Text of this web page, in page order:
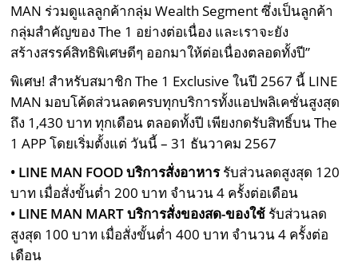
MAN ร่วมดูแลลูกค้ากลุ่ม Wealth Segment ซึ่งเป็นลูกค้า
กลุ่มสำคัญของ The 1 อย่างต่อเนื่อง และเราจะยัง
สร้างสรรค์สิทธิพิเศษดีๆ ออกมาให้ต่อเนื่องตลอดทั้งปี”
พิเศษ! สําหรับสมาชิก The 1 Exclusive ในปี 2567 นี้ LINE
MAN มอบโค้ดส่วนลดครบทุกบริการทั้งแอปพลิเคชั่นสูงสุด
ถึง 1,430 บาท ทุกเดือน ตลอดทั้งปี เพียงกดรับสิทธิ์บน The
1 APP โดยเริ่มตั้งแต่ วันนี้ – 31 ธันวาคม 2567
• LINE MAN FOOD บริการสั่งอาหารรับส่วนลดสูงสุด 120
บาท เมื่อสั่งขั้นต่ำ 200 บาท จำนวน 4 ครั้งต่อเดือน
• LINE MAN MART บริการสั่งของสด-ของใช้ รับส่วนลด
สูงสุด 100 บาท เมื่อสั่งขั้นต่ำ 400 บาท จำนวน 4 ครั้งต่อ
เดือน